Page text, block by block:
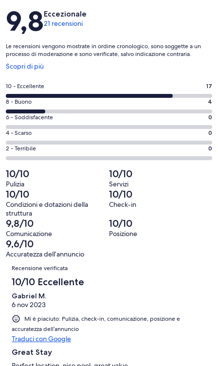
Recensioni
9,8Eccezionale
21 recensioni
Le recensioni vengono mostrate in ordine cronologico, sono soggette a un
processo di moderazione e sono verificate, salvo indicazione contraria.
Scopri di più
Apertura
un’altra
finestra
Valutazione
di
10
-
Eccellente.
17
su
21
recensioni
10 - Eccellente 17
Valutazione
di
8
-
Buono.
4
21
recensioni
8 - Buono 4
Valutazione
di
6
-
Soddisfacente.
0
su
21
recensioni
6 - Soddisfacente 0
Valutazione
di
4
Scarso.
0
su
21
recensioni
4 - Scarso 0
Valutazione
di
2
-
Terribile.
0
su
21
recensioni
2 - Terribile 0
10/10
Pulizia
10/10
Servizi
10/10
Condizioni e dotazioni della
struttura
10/10
Check-in
9,8/10
Comunicazione
10/10
Posizione
9,6/10
Accuratezza dell’annuncio
Recensioni
Recensione verificata
10/10 Eccellente
Gabriel M.
6 nov 2023
Mi è piaciuto: Pulizia, check-in, comunicazione, posizione e
accuratezza dell’annuncio
Traduci con Google
Great Stay